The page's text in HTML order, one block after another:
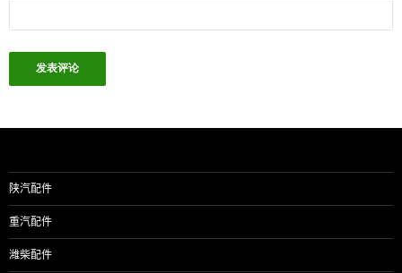
陕汽配件
重汽配件
潍柴配件